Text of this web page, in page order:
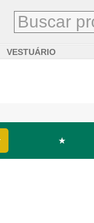
VESTUÁRIO